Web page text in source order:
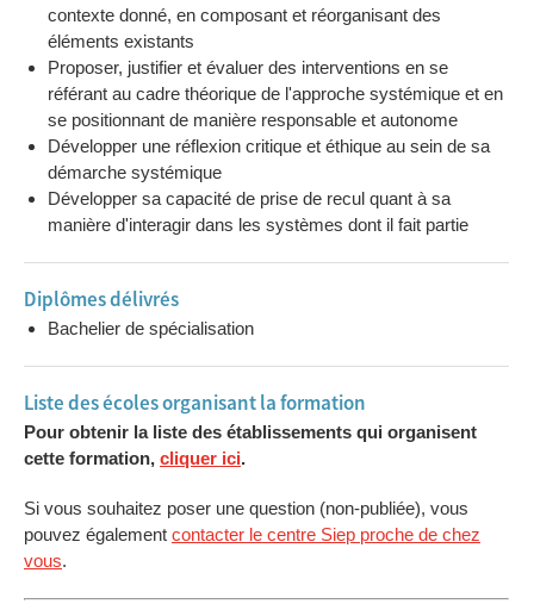
contexte donné, en composant et réorganisant des
éléments existants
Proposer, justifier et évaluer des interventions en se
référant au cadre théorique de l'approche systémique et en
se positionnant de manière responsable et autonome
Développer une réflexion critique et éthique au sein de sa
démarche systémique
Développer sa capacité de prise de recul quant à sa
manière d'interagir dans les systèmes dont il fait partie
Diplômes délivrés
Bachelier de spécialisation
Liste des écoles organisant la formation
Pour obtenir la liste des établissements qui organisent
cette formation, cliquer ici.
Si vous souhaitez poser une question (non-publiée), vous
pouvez également contacter le centre Siep proche de chez
vous.